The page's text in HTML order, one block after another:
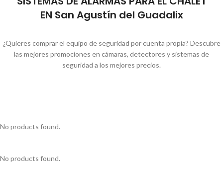
EN San Agustín del Guadalix
¿Quieres comprar el equipo de seguridad por cuenta propia? Descubre
las mejores promociones en cámaras, detectores y sistemas de
seguridad a los mejores precios.
No products found.
No products found.